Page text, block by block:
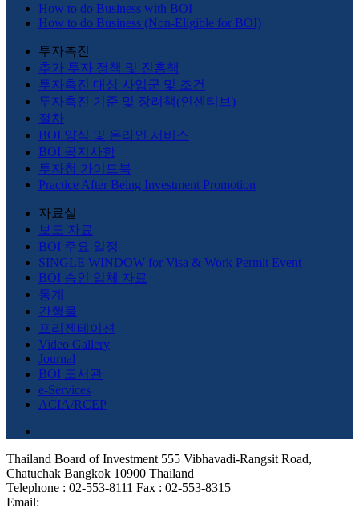
How to do Business with BOI
How to do Business (Non-Eligible for BOI)
투자촉진
추가 투자 정책 및 진흥책
투자촉진 대상 사업군 및 조건
투자촉진 기준 및 장려책(인센티브)
절차
BOI 양식 및 온라인 서비스
BOI 공지사항
투자청 가이드북
Practice After Being Investment Promotion
자료실
보도 자료
BOI 주요 일정
SINGLE WINDOW for Visa & Work Permit Event
BOI 승인 업체 자료
통계
간행물
프리젠테이션
Video Gallery
Journal
BOI 도서관
e-Services
ACIA/RCEP
Thailand Board of Investment 555 Vibhavadi-Rangsit Road,
Chatuchak Bangkok 10900 Thailand
Telephone : 02-553-8111 Fax : 02-553-8315
Email: